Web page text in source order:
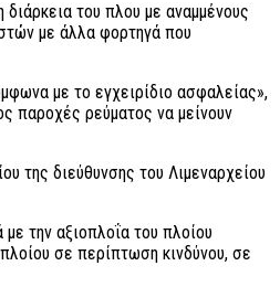
του πλου με αναμμένους
με άλλα φορτηγά που
με το εγχειρίδιο ασφαλείας»,
παροχές ρεύματος να μείνουν
της διεύθυνσης του Λιμεναρχείου
την αξιοπλοΐα του πλοίου
σε περίπτωση κινδύνου, σε